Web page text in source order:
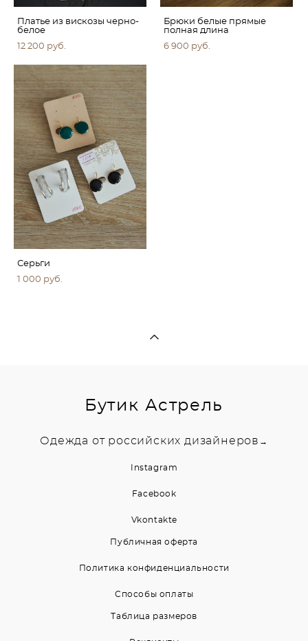
Платье из вискозы черно-
белое
12 200 pуб.
Брюки белые прямые
полная длина
6 900 pуб.
Серьги
1 000 pуб.
Бутик Астрель
Одежда от российских дизайнеров →
Instagram
Facebook
Vkontakte
Публичная оферта
Политика конфиденциальности
Способы оплаты
Таблица размеров